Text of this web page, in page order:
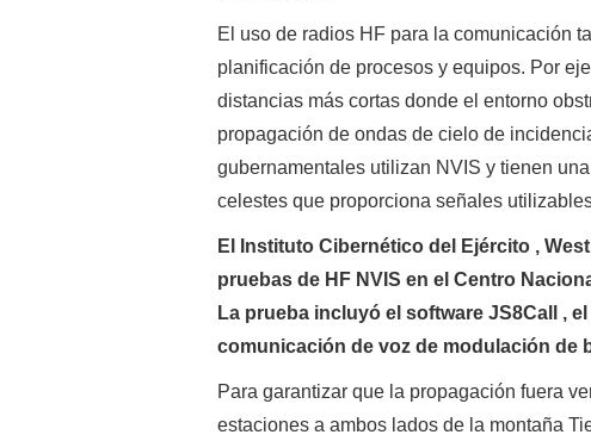
El uso de radios HF para la comunicación
planificación de procesos y equipos. Por
distancias más cortas donde el entorno
propagación de ondas de cielo de
gubernamentales utilizan NVIS y tienen
celestes que proporciona señales
El Instituto Cibernético del Ejército ,
pruebas de HF NVIS en el Centro
La prueba incluyó el software JS8Call ,
comunicación de voz de modulación de
Para garantizar que la propagación fuera
estaciones a ambos lados de la montaña